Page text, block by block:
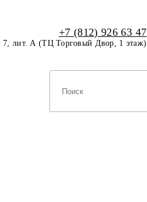
+7 (812) 926 63 47
7, лит. А (ТЦ Торговый Двор, 1 этаж)